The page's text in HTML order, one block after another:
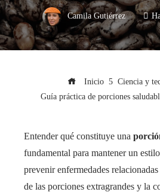
Camila Gutiérrez
Inicio
Ciencia y
Guía práctica de porciones
Entender qué constituye una
fundamental para mantener un
prevenir enfermedades
de las porciones extragrandes y la